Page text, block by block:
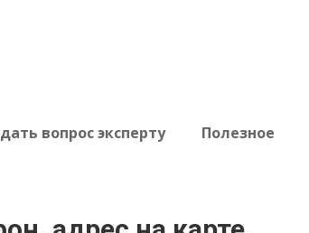
вопрос эксперту Полезное